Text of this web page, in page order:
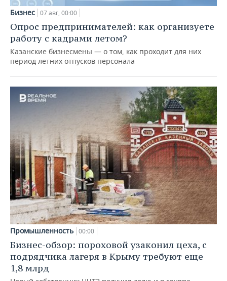
Бизнес 07 авг, 00:00
Опрос предпринимателей: как организуете
работу с кадрами летом?
Казанские бизнесмены — о том, как проходит для них
период летних отпусков персонала
Промышленность 00:00
Бизнес-обзор: пороховой узаконил цеха, с
подрядчика лагеря в Крыму требуют еще
1,8 млрд